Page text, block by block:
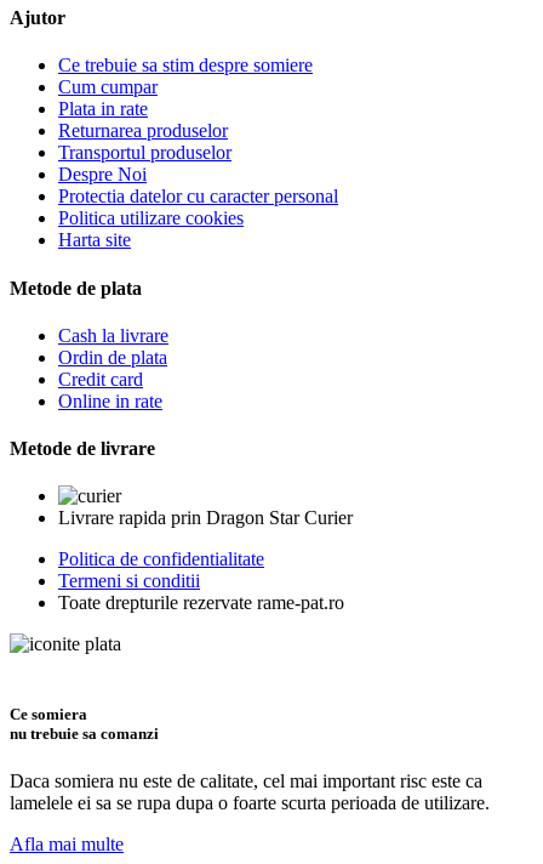
Ajutor
Ce trebuie sa stim despre somiere
Cum cumpar
Plata in rate
Returnarea produselor
Transportul produselor
Despre Noi
Protectia datelor cu caracter personal
Politica utilizare cookies
Harta site
Metode de plata
Cash la livrare
Ordin de plata
Credit card
Online in rate
Metode de livrare
Livrare rapida prin Dragon Star Curier
Politica de confidentialitate
Termeni si conditii
Toate drepturile rezervate rame-pat.ro
Ce somiera
nu trebuie sa comanzi
Daca somiera nu este de calitate, cel mai important risc este ca
lamelele ei sa se rupa dupa o foarte scurta perioada de utilizare.
Afla mai multe